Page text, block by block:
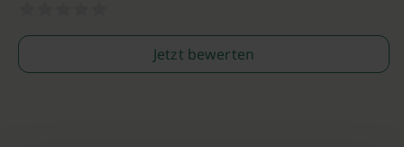
Jetzt bewerten